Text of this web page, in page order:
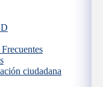
ciudadana